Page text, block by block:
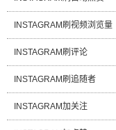
INSTAGRAM刷视频浏览量
INSTAGRAM刷评论
INSTAGRAM刷追随者
INSTAGRAM加关注